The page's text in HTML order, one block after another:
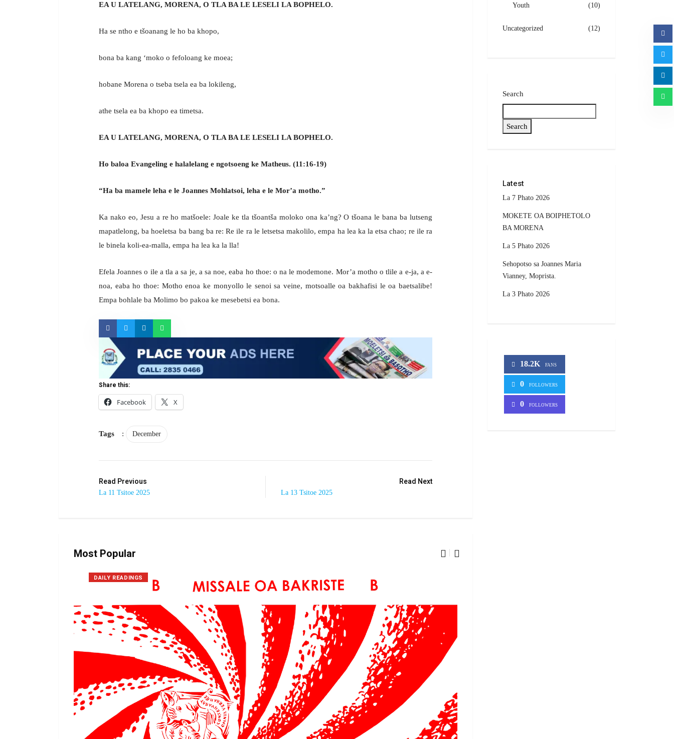
EA U LATELANG, MORENA, O TLA BA LE LESELI LA BOPHELO.
Ha se ntho e tšoanang le ho ba khopo,
bona ba kang ‘moko o fefoloang ke moea;
hobane Morena o tseba tsela ea ba lokileng,
athe tsela ea ba khopo ea timetsa.
EA U LATELANG, MORENA, O TLA BA LE LESELI LA BOPHELO.
Ho baloa Evangeling e halalelang e ngotsoeng ke Matheus. (11:16-19)
“Ha ba mamele leha e le Joannes Mohlatsoi, leha e le Mor’a motho.”
Ka nako eo, Jesu a re ho matšoele: Joale ke tla tšoantša moloko ona ka’ng? O tšoana le bana ba lutseng
mapatlelong, ba hoeletsa ba bang ba re: Re ile ra le letsetsa makolilo, empa ha lea ka la etsa chao; re ile ra
le binela koli-ea-malla, empa ha lea ka la lla!
Efela Joannes o ile a tla a sa je, a sa noe, eaba ho thoe: o na le modemone. Mor’a motho o tlile a e-ja, a e-
noa, eaba ho thoe: Motho enoa ke monyollo le senoi sa veine, motsoalle oa bakhafisi le oa baetsalibe!
Empa bohlale ba Molimo bo pakoa ke mesebetsi ea bona.
Share this:
Facebook
X
Tags : December
Read Previous
La 11 Tsitoe 2025
Read Next
La 13 Tsitoe 2025
Most Popular
DAILY READINGS
Youth (10)
Uncategorized (12)
Search
Search
Latest
La 7 Phato 2026
MOKETE OA BOIPHETOLO
BA MORENA
La 5 Phato 2026
Sehopotso sa Joannes Maria
Vianney, Moprista.
La 3 Phato 2026
18.2K FANS
0 FOLLOWERS
0 FOLLOWERS